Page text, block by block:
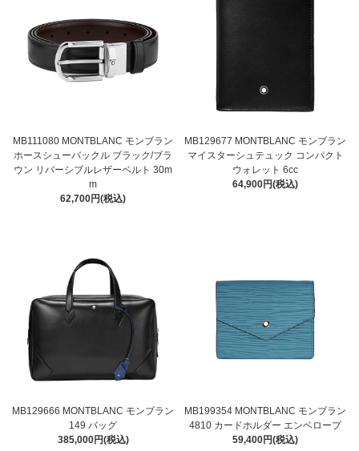
MB111080 MONTBLANC モンブラン
ホースシューバックル ブラック/ブラ
ウン リバーシブルレザーベルト 30m
m
62,700円(税込)
MB129677 MONTBLANC モンブラン
マイスターシュテュック コンパクト
ウォレット 6cc
64,900円(税込)
MB129666 MONTBLANC モンブラン
149 バッグ
385,000円(税込)
MB199354 MONTBLANC モンブラン
4810 カードホルダー エンベロープ
59,400円(税込)